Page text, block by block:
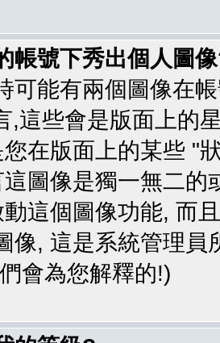
帳號下秀出個人圖
可能有兩個圖像在
,這些會是版面上的
在版面上的某些 "
圖像是獨一無二
動這個圖像功能, 而
像, 這是系統管理
會為您解釋的!)